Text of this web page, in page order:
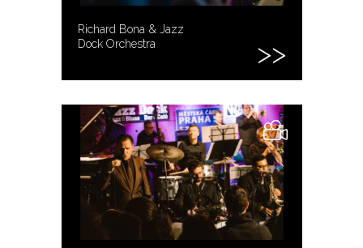
Richard Bona & Jazz
Dock Orchestra